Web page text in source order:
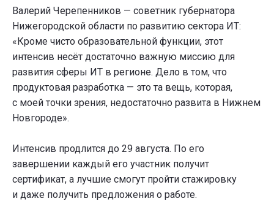
Валерий Черепенников — советник губернатора
Нижегородской области по развитию сектора ИТ:
«Кроме чисто образовательной функции, этот
интенсив несёт достаточно важную миссию для
развития сферы ИТ в регионе. Дело в том, что
продуктовая разработка — это та вещь, которая,
с моей точки зрения, недостаточно развита в Нижнем
Новгороде».
Интенсив продлится до 29 августа. По его
завершении каждый его участник получит
сертификат, а лучшие смогут пройти стажировку
и даже получить предложения о работе.